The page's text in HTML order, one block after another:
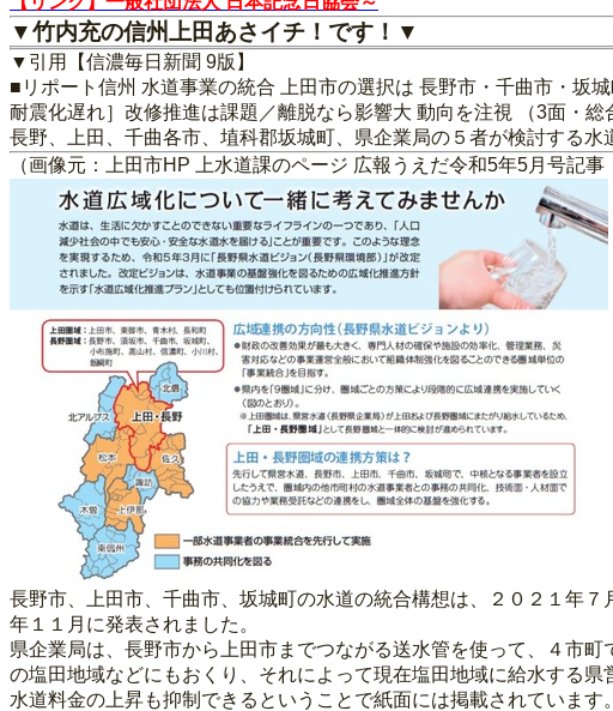
▼竹内充の信州上田あさイチ！です！▼
▼引用【信濃毎日新聞 9版】
■リポート信州 水道事業の統合 上田市の選択は 長野市・千曲市・坂
耐震化遅れ］改修推進は課題／離脱なら影響大 動向を注視 （3面・総
長野、上田、千曲各市、埴科郡坂城町、県企業局の５者が検討する
（画像元：上田市HP 上水道課のページ 広報うえだ令和5年5月号記
長野市、上田市、千曲市、坂城町の水道の統合構想は、２０２１年
年１１月に発表されました。
県企業局は、長野市から上田市までつながる送水管を使って、４市
の塩田地域などにもおくり、それによって現在塩田地域に給水する
水道料金の上昇も抑制できるということで紙面には掲載されています。